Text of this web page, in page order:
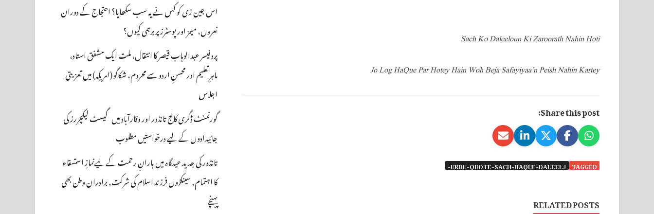
Sach Ko Daleeloun Ki Zaroorath Nahin Hoti
Jo Log HaQue Par Hotey Hain Woh Beja Safayiyaa’n Peish Nahin Kartey
Share this post:
TAGGED
#URDU-QUOTE-SACH-HAQUE-DALEEL-
RELATED POSTS
اس جین زی کو کس نے یہ سب سکھایا؟ احتجاج کے دوران
نعروں، میمز اور پوسٹرز پر برہمی کیوں؟
پروفیسر عبدالوہاب قیصر کا انتقال، ملت ایک مشفق استاد،
ماہرِتعلیم اور محسنِ اردو سے محروم، شکاگو (امریکہ) میں تعزیتی
اجلاس
گورنمنٹ ڈگری کالج تانڈور اور وقارآباد میں گیسٹ لیکچررز کی
جائیدادوں کے لیے درخواستیں مطلوب
تانڈور کی جدید عیدگاہ میں بارانِ رحمت کے لیےنمازِ استسقاء
کا اہتمام, سینکڑوں فرزند اسلام کی شرکت, برادران وطن بھی
پہنچے